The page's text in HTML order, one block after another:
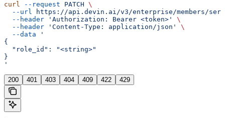
curl --request PATCH \
  --url
https://api.devin.ai/v3/enterprise/members/
  --header
'Authorization: Bearer <token>'
\
  --header
'Content-Type: application/json'
\
  --data
'
{
  "role_id": "<string>"
}
'
200 401 403 404 409 422 429